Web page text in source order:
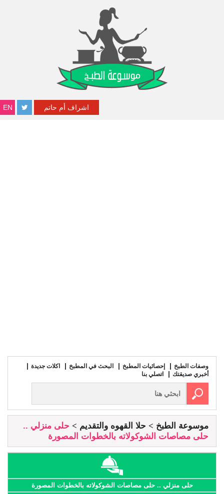
EN اشراف أم حاتم
وصفات الطبخ إحصائيات المطبخ البحث في المطبخ
اكلات جديدة
أخبري صديقتك
اتصلي بنا
موسوعة الطبخ حلا القهوه والتقديم
حلى منزلي ..
حلى مصاصات الشوكولاته بالخطوات المصورة
حلى منزلي .. حلى مصاصات الشوكولاته بالخطوات المصورة